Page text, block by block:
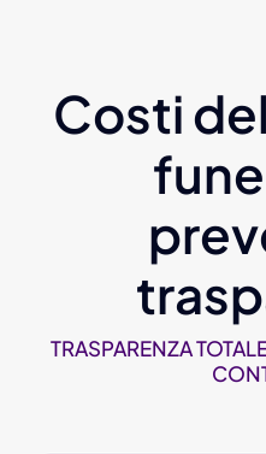
Costi
TRASPARENZA